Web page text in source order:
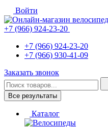
Войти
+7 (966) 924-23-20
+7 (966) 924-23-20
+7 (966) 930-41-09
Заказать звонок
Все результаты
Каталог